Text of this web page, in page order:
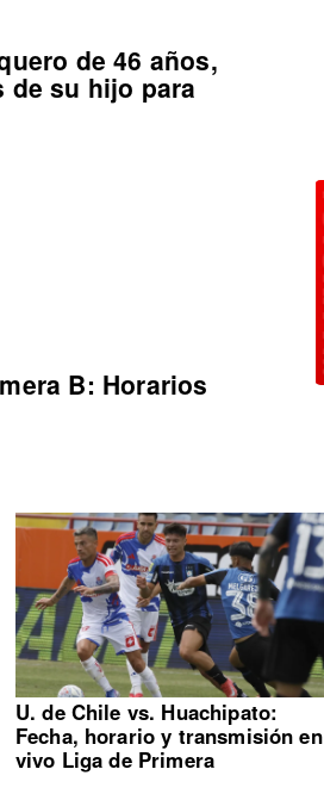
de 46 años,
de su hijo para
B: Horarios
U. de Chile vs. Huachipato:
Fecha, horario y transmisión en
vivo Liga de Primera